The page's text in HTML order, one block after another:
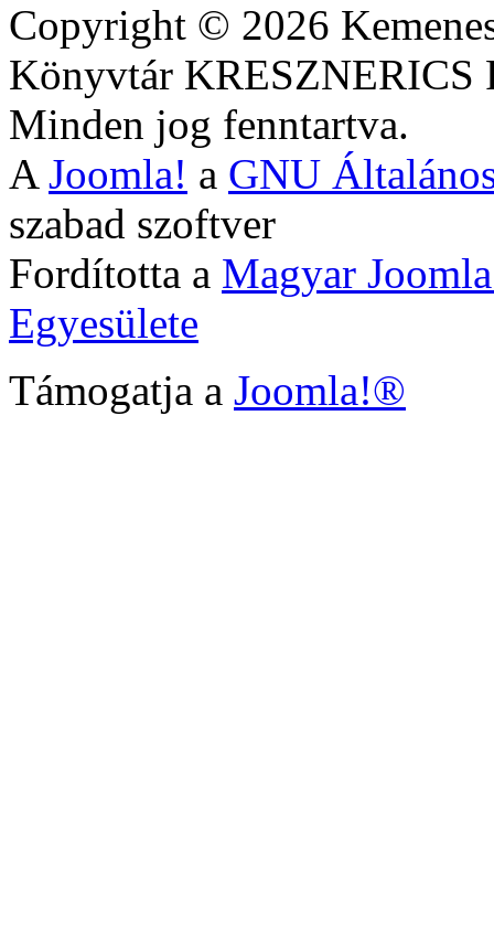
Copyright © 2026
Könyvtár
Minden jog fenntartva.
A Joomla! a GNU
szabad szoftver
Fordította a Magyar
Egyesülete
Támogatja a Joomla!®